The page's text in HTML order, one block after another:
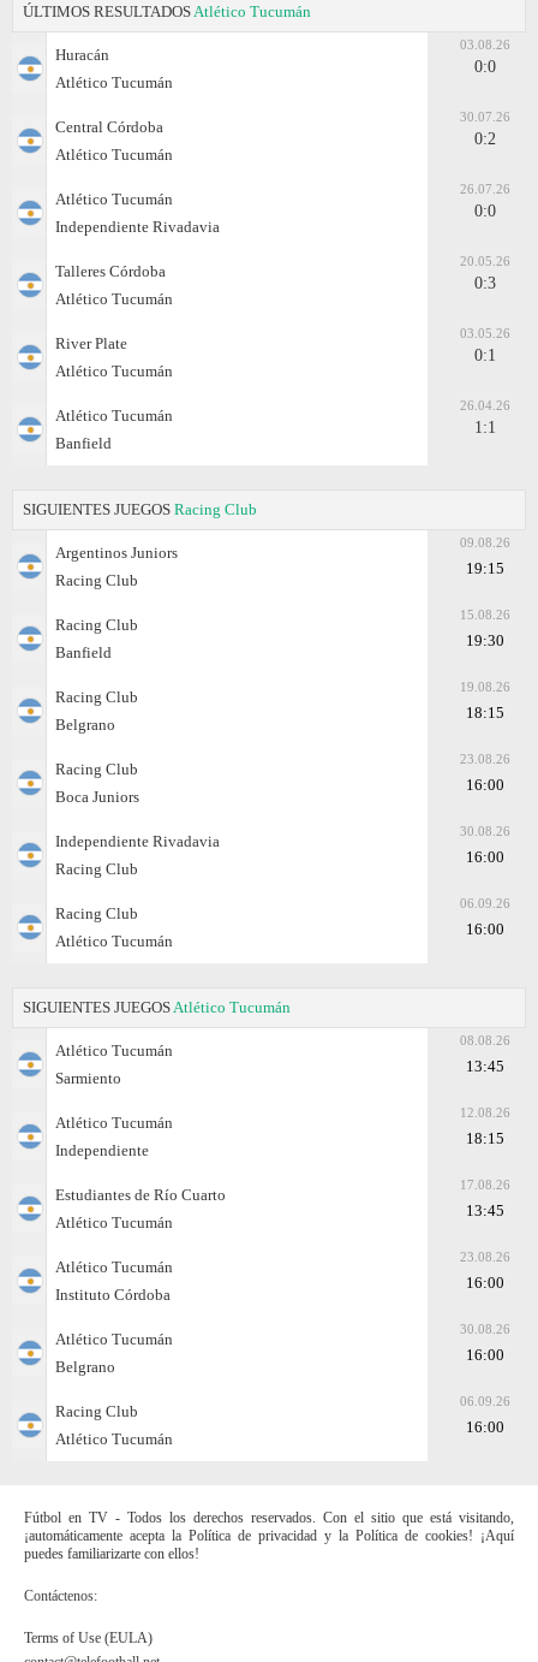
ÚLTIMOS RESULTADOS Atlético Tucumán
Huracán
Atlético Tucumán
03.08.26
0:0
Central Córdoba
Atlético Tucumán
30.07.26
0:2
Atlético Tucumán
Independiente Rivadavia
26.07.26
0:0
Talleres Córdoba
Atlético Tucumán
20.05.26
0:3
River Plate
Atlético Tucumán
03.05.26
0:1
Atlético Tucumán
Banfield
26.04.26
1:1
SIGUIENTES JUEGOS Racing Club
Argentinos Juniors
Racing Club
09.08.26
19:15
Racing Club
Banfield
15.08.26
19:30
Racing Club
Belgrano
19.08.26
18:15
Racing Club
Boca Juniors
23.08.26
16:00
Independiente Rivadavia
Racing Club
30.08.26
16:00
Racing Club
Atlético Tucumán
06.09.26
16:00
SIGUIENTES JUEGOS Atlético Tucumán
Atlético Tucumán
Sarmiento
08.08.26
13:45
Atlético Tucumán
Independiente
12.08.26
18:15
Estudiantes de Río Cuarto
Atlético Tucumán
17.08.26
13:45
Atlético Tucumán
Instituto Córdoba
23.08.26
16:00
Atlético Tucumán
Belgrano
30.08.26
16:00
Racing Club
Atlético Tucumán
06.09.26
16:00
Fútbol en TV - Todos los derechos reservados. Con el sitio que está visitando,
¡automáticamente acepta la Política de privacidad y la Política de cookies! ¡Aquí
puedes familiarizarte con ellos!
Contáctenos:
Terms of Use (EULA)